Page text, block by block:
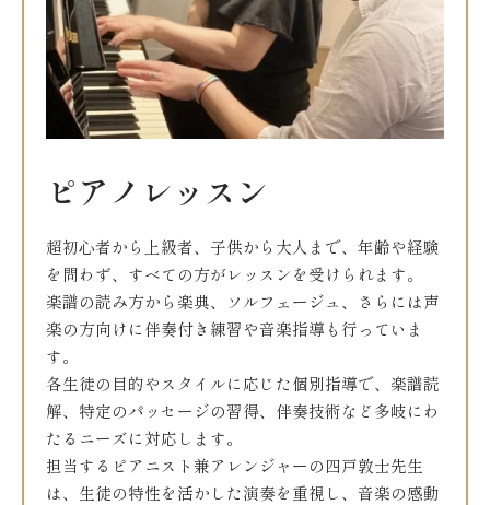
ピアノレッスン
超初心者から上級者、子供から大人まで、年齢や経験
を問わず、すべての方がレッスンを受けられます。
楽譜の読み方から楽典、ソルフェージュ、さらには声
楽の方向けに伴奏付き練習や音楽指導も行っていま
す。
各生徒の目的やスタイルに応じた個別指導で、楽譜読
解、特定のパッセージの習得、伴奏技術など多岐にわ
たるニーズに対応します。
担当するピアニスト兼アレンジャーの四戸敦士先生
は、生徒の特性を活かした演奏を重視し、音楽の感動